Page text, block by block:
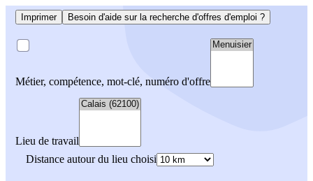
Imprimer Besoin d'aide sur la recherche d'offres d'emploi ?
Métier, compétence, mot-clé, numéro d'offre
Lieu de travail
Distance autour du lieu choisi